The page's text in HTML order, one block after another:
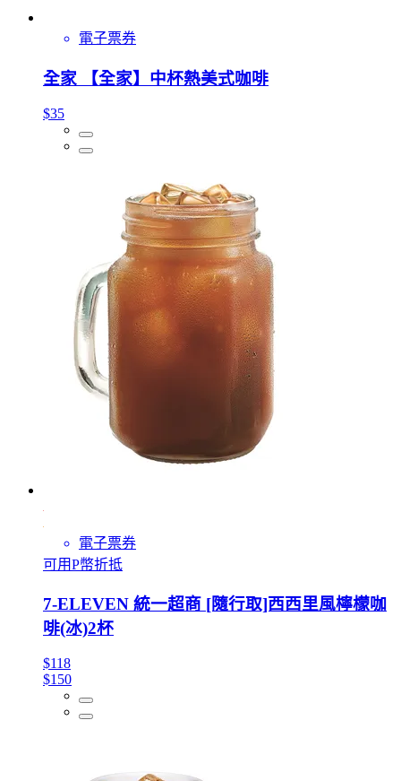
電子票券
全家 【全家】中杯熱美式咖啡
$35
電子票券
可用P幣折抵
7-ELEVEN 統一超商 [隨行取]西西里風檸檬咖
啡(冰)2杯
$118
$150